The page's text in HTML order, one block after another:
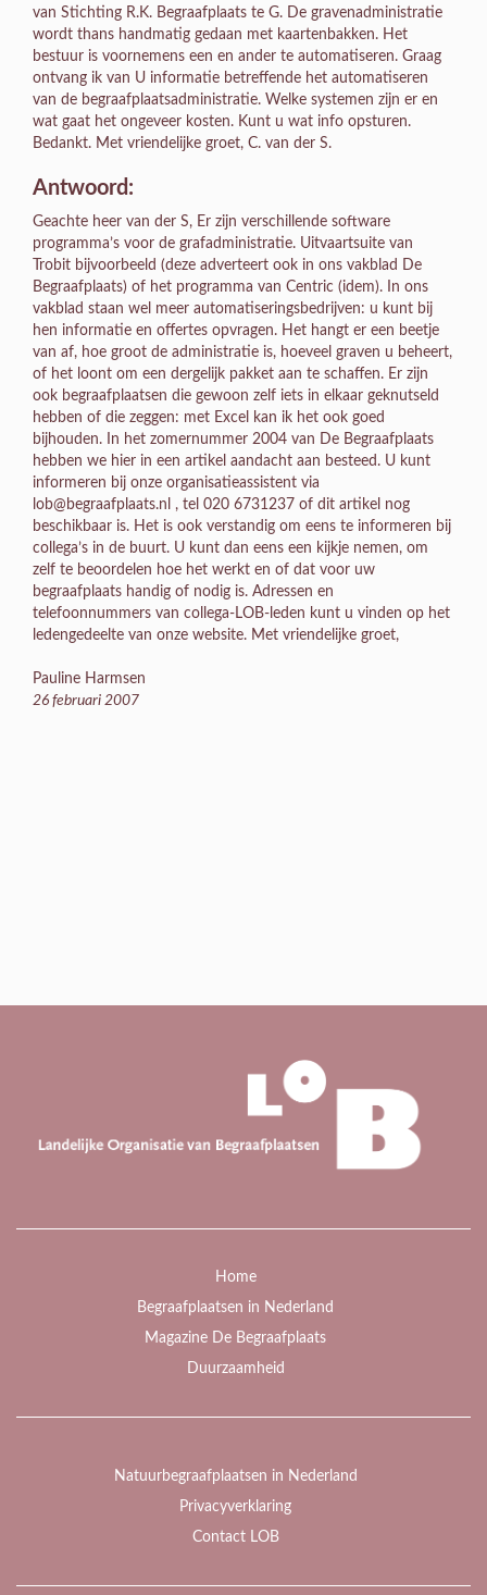
van Stichting R.K. Begraafplaats te G. De gravenadministratie
wordt thans handmatig gedaan met kaartenbakken. Het
bestuur is voornemens een en ander te automatiseren. Graag
ontvang ik van U informatie betreffende het automatiseren
van de begraafplaatsadministratie. Welke systemen zijn er en
wat gaat het ongeveer kosten. Kunt u wat info opsturen.
Bedankt. Met vriendelijke groet, C. van der S.
Antwoord:
Geachte heer van der S, Er zijn verschillende software
programma’s voor de grafadministratie. Uitvaartsuite van
Trobit bijvoorbeeld (deze adverteert ook in ons vakblad De
Begraafplaats) of het programma van Centric (idem). In ons
vakblad staan wel meer automatiseringsbedrijven: u kunt bij
hen informatie en offertes opvragen. Het hangt er een beetje
van af, hoe groot de administratie is, hoeveel graven u beheert,
of het loont om een dergelijk pakket aan te schaffen. Er zijn
ook begraafplaatsen die gewoon zelf iets in elkaar geknutseld
hebben of die zeggen: met Excel kan ik het ook goed
bijhouden. In het zomernummer 2004 van De Begraafplaats
hebben we hier in een artikel aandacht aan besteed. U kunt
informeren bij onze organisatieassistent via
lob@begraafplaats.nl , tel 020 6731237 of dit artikel nog
beschikbaar is. Het is ook verstandig om eens te informeren bij
collega’s in de buurt. U kunt dan eens een kijkje nemen, om
zelf te beoordelen hoe het werkt en of dat voor uw
begraafplaats handig of nodig is. Adressen en
telefoonnummers van collega-LOB-leden kunt u vinden op het
ledengedeelte van onze website. Met vriendelijke groet,
Pauline Harmsen
26 februari 2007
Home
Begraafplaatsen in Nederland
Magazine De Begraafplaats
Duurzaamheid
Natuurbegraafplaatsen in Nederland
Privacyverklaring
Contact LOB